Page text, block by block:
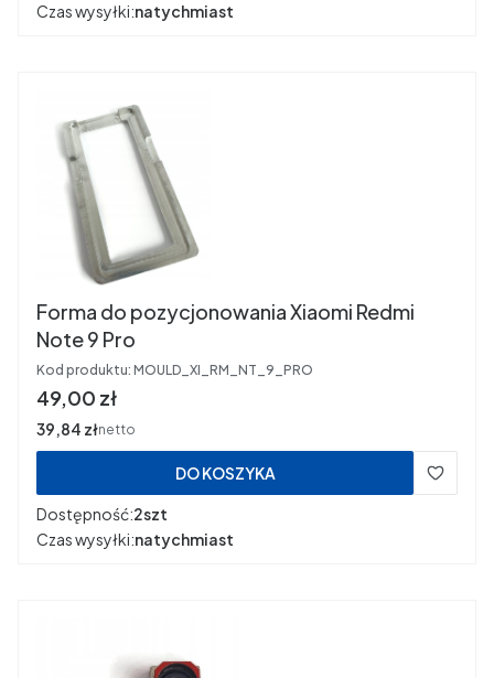
Czas wysyłki:natychmiast
Forma do pozycjonowania Xiaomi Redmi
Note 9 Pro
Kod produktu: MOULD_XI_RM_NT_9_PRO
Cena
49,00 zł
Cena
39,84 złnetto
DO KOSZYKA
Dostępność:2szt
Czas wysyłki:natychmiast